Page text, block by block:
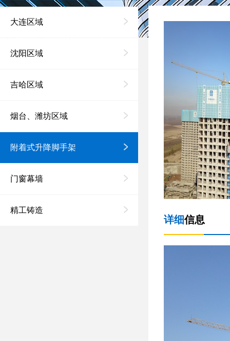
大连区域
沈阳区域
吉哈区域
烟台、潍坊区域
附着式升降脚手架
门窗幕墙
精工铸造
详细信息